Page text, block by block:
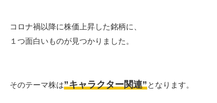
コロナ禍以降に株価上昇した銘柄に、
１つ面白いものが見つかりました。
そのテーマ株は”キャラクター関連”となります。